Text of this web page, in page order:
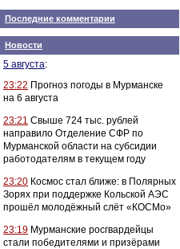
Последние комментарии
Новости
5 августа:
23:22 Прогноз погоды в Мурманске
на 6 августа
23:21 Свыше 724 тыс. рублей
направило Отделение СФР по
Мурманской области на субсидии
работодателям в текущем году
23:20 Космос стал ближе: в Полярных
Зорях при поддержке Кольской АЭС
прошёл молодёжный слёт «КОСМо»
23:19 Мурманские росгвардейцы
стали победителями и призёрами